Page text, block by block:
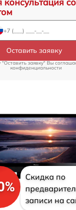
Оставить заявку
заявку" Вы
конфиденциальности
Скидка по
записи на